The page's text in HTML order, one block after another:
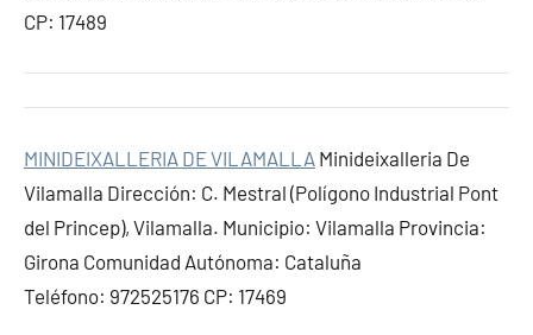
CP: 17489
MINIDEIXALLERIA DE VILAMALLA Minideixalleria De
Vilamalla Dirección: C. Mestral (Polígono Industrial Pont
del Princep), Vilamalla. Municipio: Vilamalla Provincia:
Girona Comunidad Autónoma: Cataluña
Teléfono: 972525176 CP: 17469